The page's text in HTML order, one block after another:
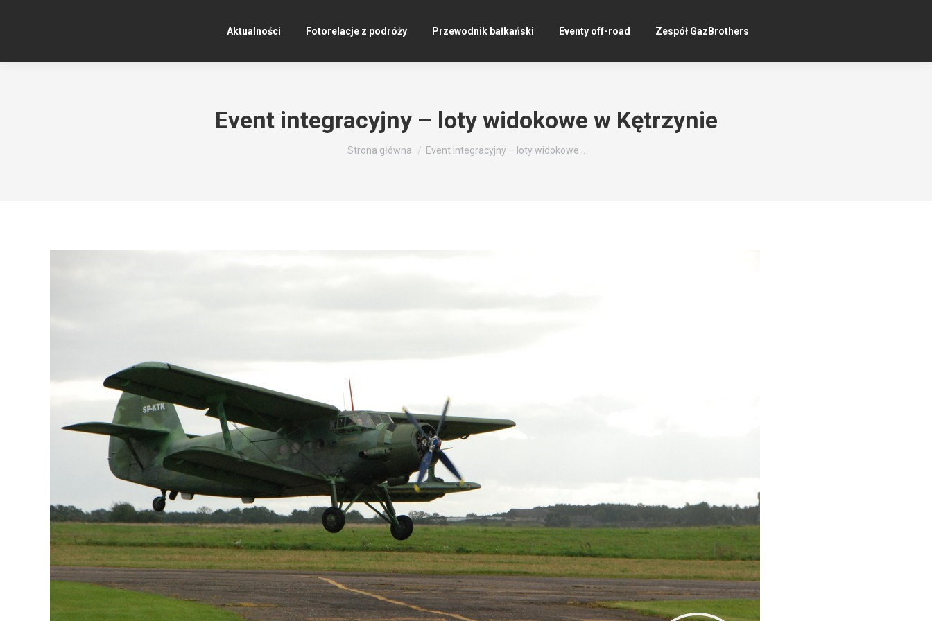
Aktualności Fotorelacje z podróży Przewodnik bałkański Eventy off-road Zespół GazBrothers
Event integracyjny – loty widokowe w Kętrzynie
Jesteś tutaj:
Strona główna Event integracyjny – loty widokowe…